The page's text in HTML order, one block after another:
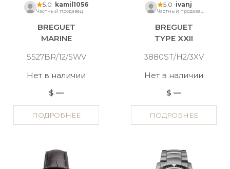
5.0 kamil1056
Частный продавец
BREGUET
MARINE
5527BR/12/5WV
Нет в наличии
$ —
ПОДРОБНЕЕ
5.0 ivanj
Частный продавец
BREGUET
TYPE XXII
3880ST/H2/3XV
Нет в наличии
$ —
ПОДРОБНЕЕ